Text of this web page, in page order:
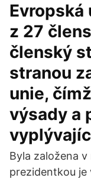
Evropská
z 27
členský
stranou
unie,
výsady a
Byla založena v
prezidentkou je